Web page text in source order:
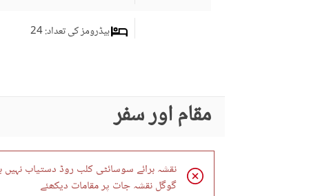
بیڈرومز کی تعداد: 24
کاروبار اور مواصلات برانڈ بینڈ انٹرنیٹ تک رسائی
مقام اور سفر
نقشہ برائے سوسائٹی کلب روڈ دستیاب نہیں
گوگل نقشہ جات پر مقامات دیکھئے